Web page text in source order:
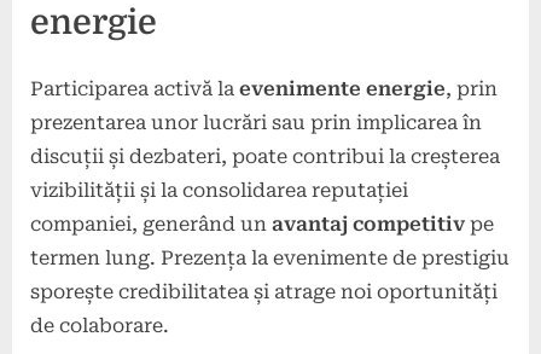
energie
Participarea activă la evenimente energie, prin
prezentarea unor lucrări sau prin implicarea în
discuții și dezbateri, poate contribui la creșterea
vizibilității și la consolidarea reputației
companiei, generând un avantaj competitiv pe
termen lung. Prezența la evenimente de prestigiu
sporește credibilitatea și atrage noi oportunități
de colaborare.